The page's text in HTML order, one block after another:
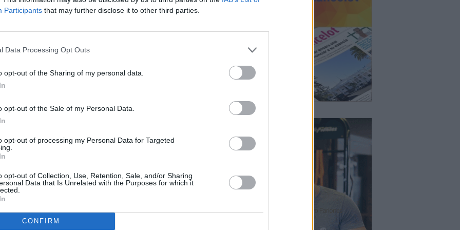
Participants that may further disclose it to other third parties.
Data Processing Opt Outs
opt-out of the Sharing of my personal data.
opt-out of the Sale of my Personal Data.
opt-out of processing my Personal Data for Targeted
opt-out of Collection, Use, Retention, Sale, and/or Sharing
Data that Is Unrelated with the Purposes for which it
CONFIRM
tercera temporada en el seno del Balonmano Lanzarote
tras su regreso el pasado verano. Un jugador zurdo
la cancha de juego y que la pasada campaña disputó 29
que anotó 43 goles.
“
en el equipo tenemos la responsabilidad de
al San José Obrero”, expone el jugador, quien está
grupo muy competitivo”.
la plantilla del
continuidad del central Javi Aragón. Además, el San José
derecho Alex Pazos.